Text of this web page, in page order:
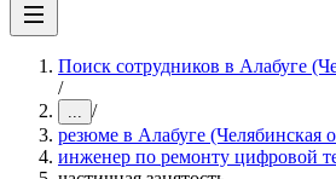
Поиск сотрудников в Алабуге
/
... /
резюме в Алабуге (Челябинская
инженер по ремонту цифровой